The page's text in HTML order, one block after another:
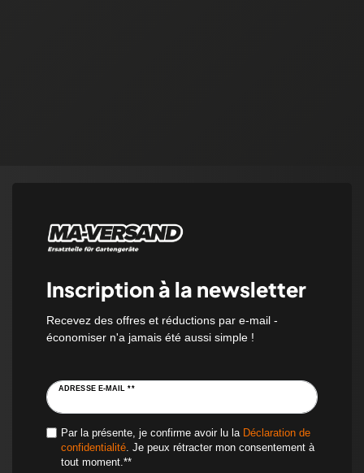
Inscription à la newsletter
Recevez des offres et réductions par e-mail -
économiser n'a jamais été aussi simple !
ADRESSE E-MAIL **
Par la présente, je confirme avoir lu la Déclaration de
confidentialité. Je peux rétracter mon consentement à
tout moment.**